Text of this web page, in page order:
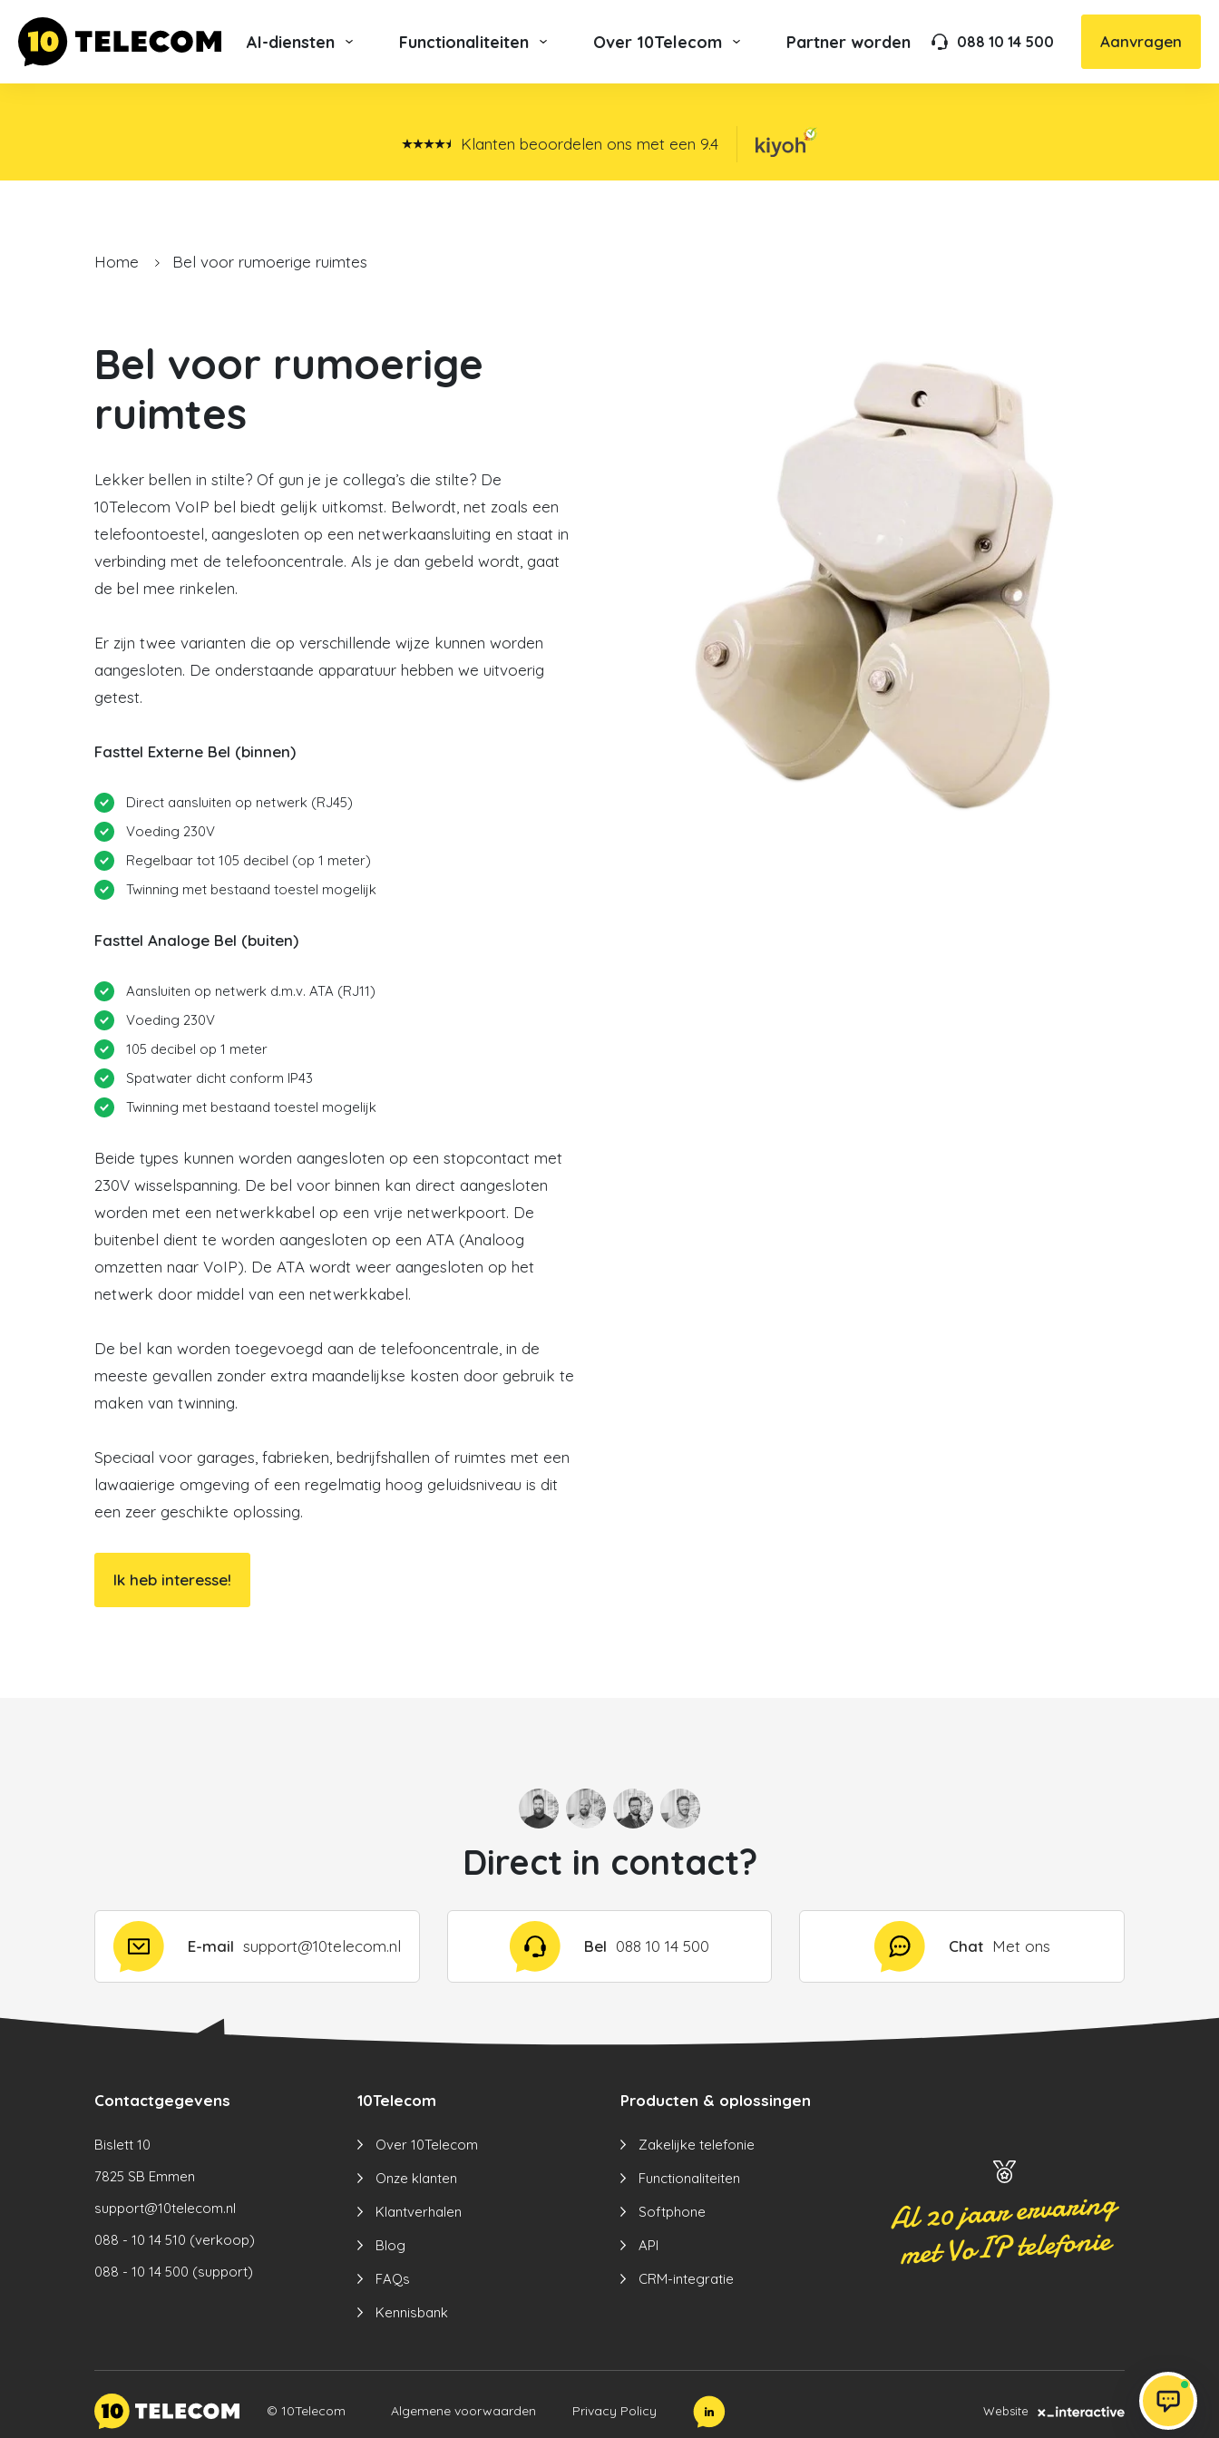
AI-diensten Functionaliteiten Over 10Telecom Partner worden 088 10 14 500 Aanvragen
Klanten beoordelen ons met een 9.4
Home Bel voor rumoerige ruimtes
Bel voor rumoerige
ruimtes
Lekker bellen in stilte? Of gun je je collega’s die stilte? De
10Telecom VoIP bel biedt gelijk uitkomst. Belwordt, net zoals een
telefoontoestel, aangesloten op een netwerkaansluiting en staat in
verbinding met de telefooncentrale. Als je dan gebeld wordt, gaat
de bel mee rinkelen.
Er zijn twee varianten die op verschillende wijze kunnen worden
aangesloten. De onderstaande apparatuur hebben we uitvoerig
getest.
Fasttel Externe Bel (binnen)
Direct aansluiten op netwerk (RJ45)
Voeding 230V
Regelbaar tot 105 decibel (op 1 meter)
Twinning met bestaand toestel mogelijk
Fasttel Analoge Bel (buiten)
Aansluiten op netwerk d.m.v. ATA (RJ11)
Voeding 230V
105 decibel op 1 meter
Spatwater dicht conform IP43
Twinning met bestaand toestel mogelijk
Beide types kunnen worden aangesloten op een stopcontact met
230V wisselspanning. De bel voor binnen kan direct aangesloten
worden met een netwerkkabel op een vrije netwerkpoort. De
buitenbel dient te worden aangesloten op een ATA (Analoog
omzetten naar VoIP). De ATA wordt weer aangesloten op het
netwerk door middel van een netwerkkabel.
De bel kan worden toegevoegd aan de telefooncentrale, in de
meeste gevallen zonder extra maandelijkse kosten door gebruik te
maken van twinning.
Speciaal voor garages, fabrieken, bedrijfshallen of ruimtes met een
lawaaierige omgeving of een regelmatig hoog geluidsniveau is dit
een zeer geschikte oplossing.
Ik heb interesse!
Direct in contact?
E-mail support@10telecom.nl Bel 088 10 14 500 Chat Met ons
Contactgegevens
Bislett 10
7825 SB Emmen
support@10telecom.nl
088 - 10 14 510 (verkoop)
088 - 10 14 500 (support)
10Telecom
Over 10Telecom
Onze klanten
Klantverhalen
Blog
FAQs
Kennisbank
Producten & oplossingen
Zakelijke telefonie
Functionaliteiten
Softphone
API
CRM-integratie
Al 20 jaar ervaring
met VoIP telefonie
© 10Telecom Algemene voorwaarden Privacy Policy Website